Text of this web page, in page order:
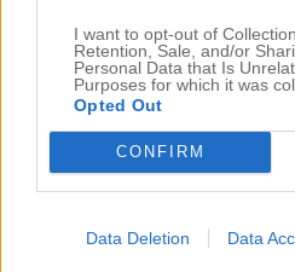
I want to opt-out of
Retention, Sale, and/or
Personal Data that Is
Purposes for which it was
Opted Out
CONFIRM
Data Deletion Data
april 2023
mars 2023
februari 2023
januari 2023
november 2022
oktober 2022
september 2022
juli 2022